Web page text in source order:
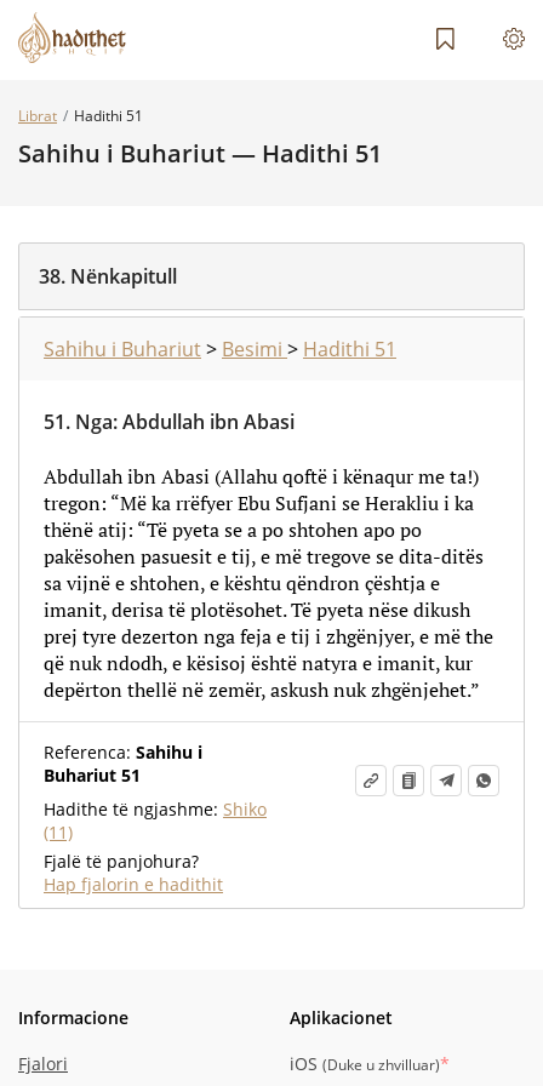
Librat Hadithi 51
Sahihu i Buhariut — Hadithi 51
38. Nënkapitull
Sahihu i Buhariut> Besimi > Hadithi 51
51. Nga:Abdullah ibn Abasi
Abdullah ibn Abasi (Allahu qoftë i kënaqur me ta!)
tregon: “Më ka rrëfyer Ebu Sufjani se Herakliu i ka
thënë atij: “Të pyeta se a po shtohen apo po
pakësohen pasuesit e tij, e më tregove se dita-ditës
sa vijnë e shtohen, e kështu qëndron çështja e
imanit, derisa të plotësohet. Të pyeta nëse dikush
prej tyre dezerton nga feja e tij i zhgënjyer, e më the
që nuk ndodh, e kësisoj është natyra e imanit, kur
depërton thellë në zemër, askush nuk zhgënjehet.”
Referenca: Sahihu i
Buhariut 51
Hadithe të ngjashme: Shiko
(11)
Fjalë të panjohura?
Hap fjalorin e hadithit
Informacione
Fjalori
Aplikacionet
iOS (Duke u zhvilluar)*